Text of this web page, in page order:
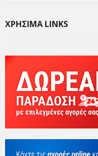
ΧΡΗΣΙΜΑ LINKS